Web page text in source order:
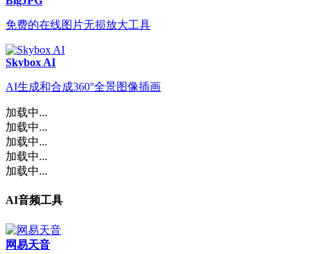
免费的在线图片无损放大工具
Skybox AI
AI生成和合成360°全景图像插画
加载中...
加载中...
加载中...
加载中...
加载中...
AI音频工具
网易天音